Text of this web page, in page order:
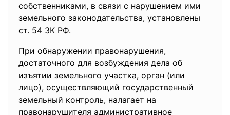
собственниками, в связи с нарушением ими
земельного законодательства, установлены
ст. 54 ЗК РФ.
При обнаружении правонарушения,
достаточного для возбуждения дела об
изъятии земельного участка, орган (или
лицо), осуществляющий государственный
земельный контроль, налагает на
правонарушителя административное